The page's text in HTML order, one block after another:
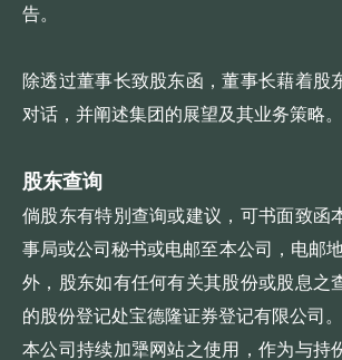
告。
除透过董事长致股东函，董事长藉着股
对话，并阐述集团的展望及其业务策略。
股东查询
倘股东有特別查询或建议，可书面致函
事局或公司秘书或电邮至本公司，电邮
外，股东如有任何有关其股份或股息之
的股份登记处宝德隆证券登记有限公司。
本公司持续加犟网站之使用，作为与持